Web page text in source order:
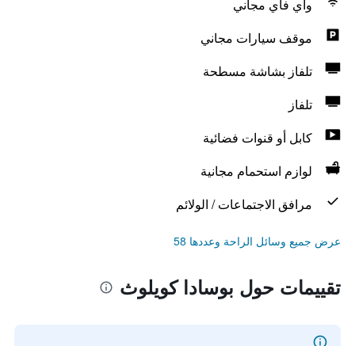
واي فاي مجاني
موقف سيارات مجاني
تلفاز بشاشة مسطحة
تلفاز
كابل أو قنوات فضائية
لوازم استحمام مجانية
مرافق الاجتماعات / الولائم
عرض جميع وسائل الراحة وعددها 58
تقييمات حول بوسادا كويلوث